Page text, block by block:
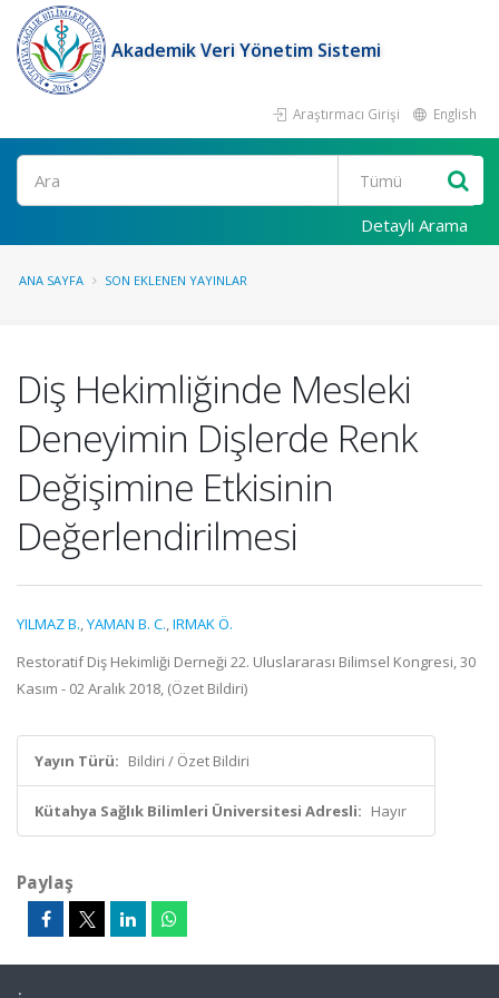
Akademik Veri Yönetim Sistemi
Araştırmacı Girişi English
Ara
Detaylı Arama
ANA SAYFA SON EKLENEN YAYINLAR
Diş Hekimliğinde Mesleki
Deneyimin Dişlerde Renk
Değişimine Etkisinin
Değerlendirilmesi
YILMAZ B.,YAMAN B. C.,IRMAK Ö.
Restoratif Diş Hekimliği Derneği 22. Uluslararası Bilimsel Kongresi, 30
Kasım - 02 Aralık 2018, (Özet Bildiri)
Yayın Türü: Bildiri / Özet Bildiri
Kütahya Sağlık Bilimleri Üniversitesi Adresli: Hayır
Paylaş